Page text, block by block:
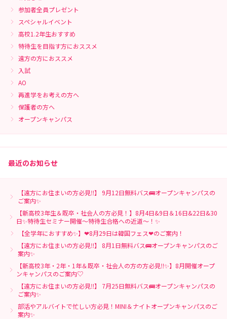
参加者全員プレゼント
スペシャルイベント
高校1.2年生おすすめ
特待生を目指す方におススメ
遠方の方におススメ
入試
AO
再進学をお考えの方へ
保護者の方へ
オープンキャンパス
最近のお知らせ
【遠方にお住まいの方必見‼】 9月12日無料バス🚌オープンキャンパスの
ご案内✨
【新高校3年生＆既卒・社会人の方必見！】8月4日&9日＆16日&22日&30
日✨特待生セミナー開催～特待生合格への近道～！✨
【全学年におすすめ✨】❤8月29日は韓国フェス❤のご案内！
【遠方にお住まいの方必見‼】 8月1日無料バス🚌オープンキャンパスのご
案内✨
【新高校3年・2年・1年＆既卒・社会人の方の方必見‼✨】8月開催オープ
ンキャンパスのご案内♡
【遠方にお住まいの方必見‼】 7月25日無料バス🚌オープンキャンパスの
ご案内✨
部活やアルバイトで忙しい方必見！MINI＆ナイトオープンキャンパスのご
案内✨